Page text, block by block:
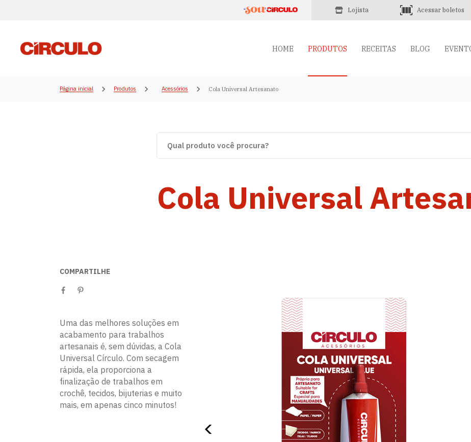
Lojista Acessar boletos
HOME PRODUTOS RECEITAS BLOG
Página inicial Produtos Acessórios Cola Universal Artesanato
Cola Universal
COMPARTILHE
Uma das melhores soluções em
acabamento para trabalhos
artesanais é, sem dúvidas, a Cola
Universal Círculo. Com secagem
rápida, ela proporciona a
finalização de trabalhos em
crochê, tecidos, bijuterias e muito
mais, em apenas cinco minutos!